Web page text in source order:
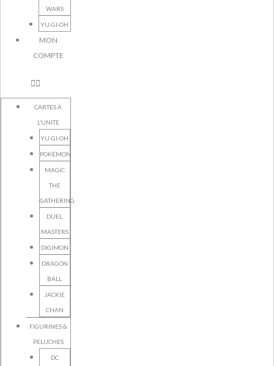
WARS
YU-GI-OH
MON
COMPTE
CARTES À
L’UNITE
YU-GI-OH
POKÉMON
MAGIC
THE
GATHERING
DUEL
MASTERS
DIGIMON
DRAGON
BALL
JACKIE
CHAN
FIGURINES &
PELUCHES
DC